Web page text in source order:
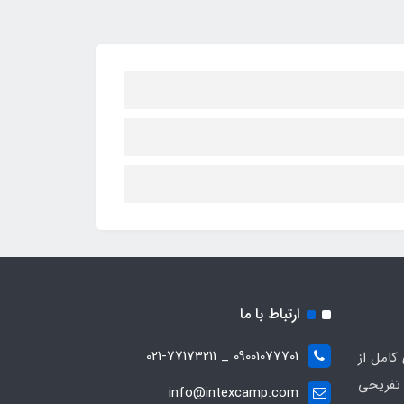
از
ارتباط با ما
09001077701 _ 021-77173211
info@intexcamp.com